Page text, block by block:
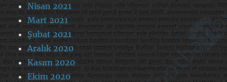
Nisan 2021
Mart 2021
Şubat 2021
Aralık 2020
Kasım 2020
Ekim 2020